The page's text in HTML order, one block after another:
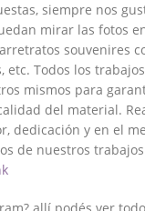
siempre nos
mirar las fotos
souvenires
etc. Todos los
mismos para
del material.
dedicación y en el
de nuestros